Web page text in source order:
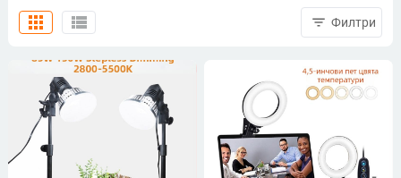
view_list
apps filter_list Филтри